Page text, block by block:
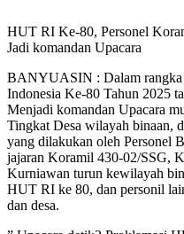
HUT RI Ke-80, Personel
Jadi komandan Upacara
BANYUASIN : Dalam
Indonesia Ke-80 Tahun 2025
Menjadi komandan Upacara
Tingkat Desa wilayah binaan,
yang dilakukan oleh Personel
jajaran Koramil 430-02/SSG,
Kurniawan turun kewilayah
HUT RI ke 80, dan personil
dan desa.